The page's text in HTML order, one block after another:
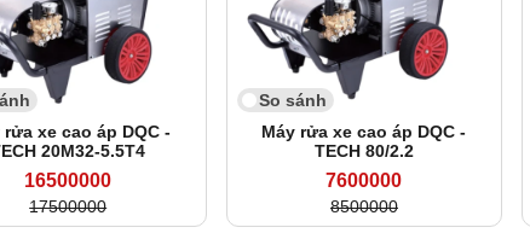
rửa xe cao áp DQC -
20M32-5.5T4
16500000
17500000
So sánh
Máy rửa xe cao áp DQC -
TECH 80/2.2
7600000
8500000